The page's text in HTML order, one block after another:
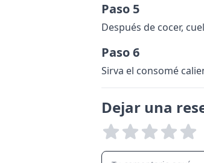
Paso 5
Después de cocer,
Paso 6
Sirva el consomé
Dejar una